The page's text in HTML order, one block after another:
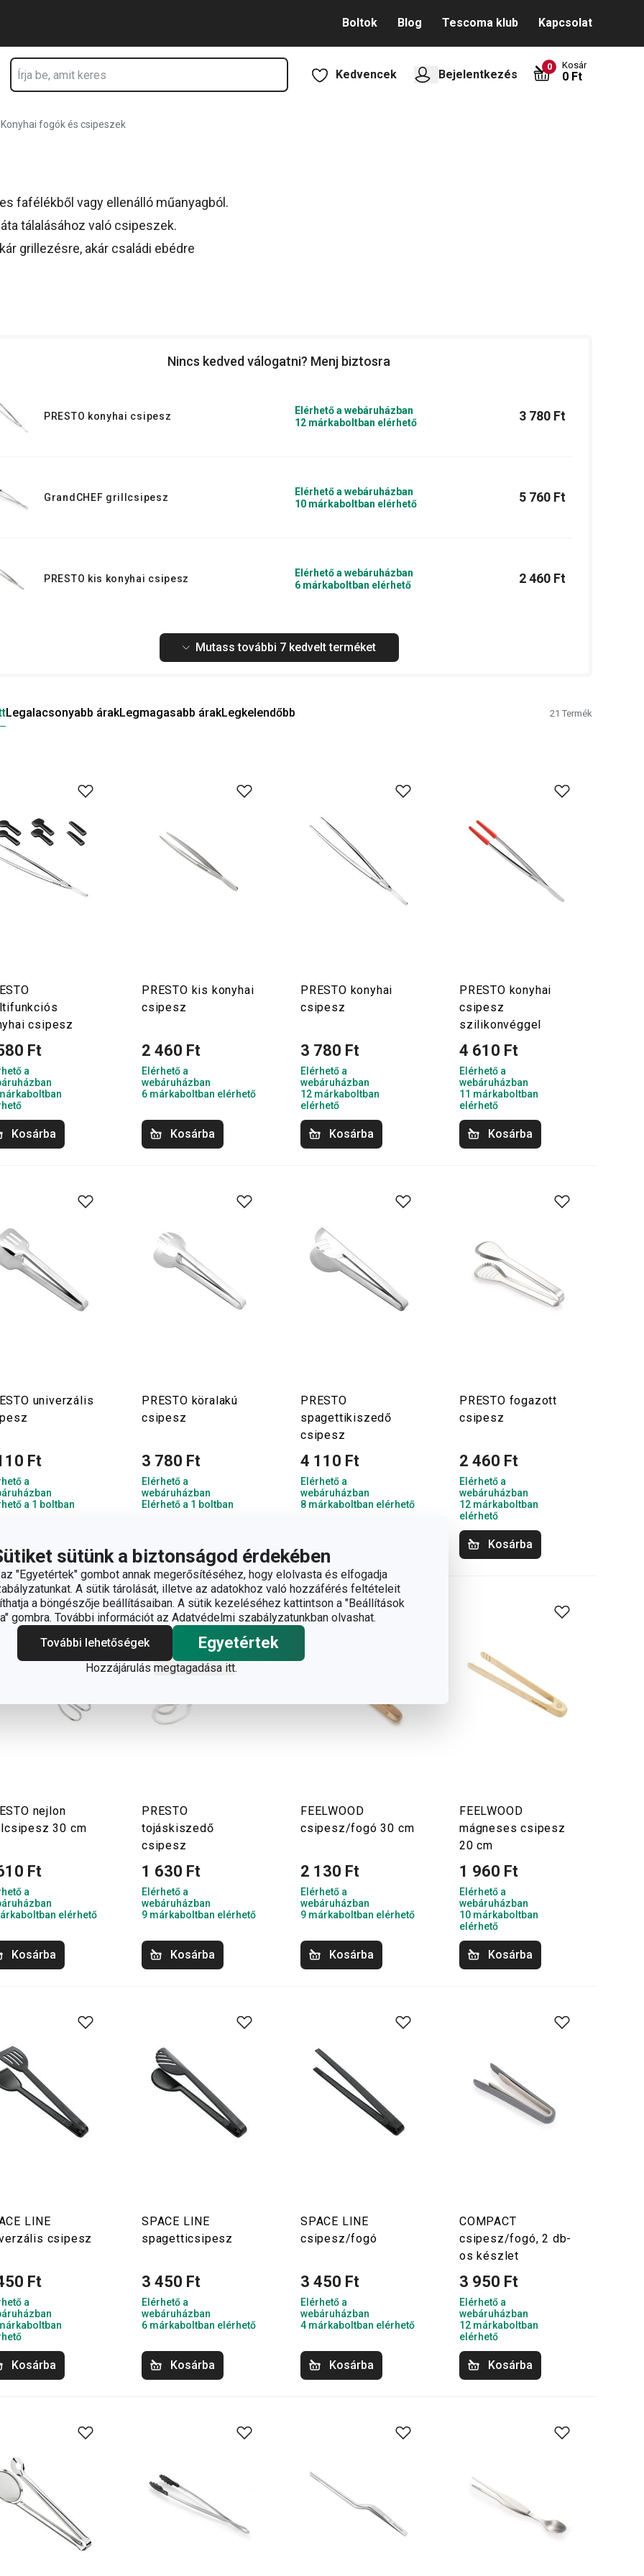
sütünk a biztonságod érdekében
"Egyetértek" gombot annak megerősítéséhez, hogy elolvasta és elfogadja
A sütik tárolását, illetve az adatokhoz való hozzáférés feltételeit
a böngészője beállításaiban. A sütik kezeléséhez kattintson a "Beállítások
gombra. További információt az Adatvédelmi szabályzatunkban olvashat.
További lehetőségek
Egyetértek
Hozzájárulás megtagadása itt.
Boltok Blog Tescoma klub Kapcsolat
Kedvencek Bejelentkezés
0 Kosár
0 Ft
Konyhai fogók és csipeszek
fafélékből vagy ellenálló műanyagból.
tálalásához való csipeszek.
grillezésre, akár családi ebédre
Nincs kedved válogatni? Menj biztosra
PRESTO konyhai csipesz
Elérhető a webáruházban
12 márkaboltban elérhető
3 780 Ft
GrandCHEF grillcsipesz
Elérhető a webáruházban
10 márkaboltban elérhető
5 760 Ft
PRESTO kis konyhai csipesz
Elérhető a webáruházban
6 márkaboltban elérhető
2 460 Ft
Mutass további 7 kedvelt terméket
Legalacsonyabb árakLegmagasabb árakLegkelendőbb 21Termék
csipesz
Ft
a
Kosárba
PRESTO kis konyhai
csipesz
2 460 Ft
Elérhető a
webáruházban
6 márkaboltban elérhető
Kosárba
PRESTO konyhai
csipesz
3 780 Ft
Elérhető a
webáruházban
12 márkaboltban
elérhető
Kosárba
PRESTO konyhai
csipesz
szilikonvéggel
4 610 Ft
Elérhető a
webáruházban
11 márkaboltban
elérhető
Kosárba
univerzális
Ft
a
a 1 boltban
PRESTO köralakú
csipesz
3 780 Ft
Elérhető a
webáruházban
Elérhető a 1 boltban
PRESTO
spagettikiszedő
csipesz
4 110 Ft
Elérhető a
webáruházban
8 márkaboltban elérhető
PRESTO fogazott
csipesz
2 460 Ft
Elérhető a
webáruházban
12 márkaboltban
elérhető
Kosárba
nejlon
30 cm
Ft
a
elérhető
Kosárba
PRESTO
tojáskiszedő
csipesz
1 630 Ft
Elérhető a
webáruházban
9 márkaboltban elérhető
Kosárba
FEELWOOD
csipesz/fogó 30 cm
2 130 Ft
Elérhető a
webáruházban
9 márkaboltban elérhető
Kosárba
FEELWOOD
mágneses csipesz
20 cm
1 960 Ft
Elérhető a
webáruházban
10 márkaboltban
elérhető
Kosárba
LINE
csipesz
Ft
a
Kosárba
SPACE LINE
spagetticsipesz
3 450 Ft
Elérhető a
webáruházban
6 márkaboltban elérhető
Kosárba
SPACE LINE
csipesz/fogó
3 450 Ft
Elérhető a
webáruházban
4 márkaboltban elérhető
Kosárba
COMPACT
csipesz/fogó, 2 db-
os készlet
3 950 Ft
Elérhető a
webáruházban
12 márkaboltban
elérhető
Kosárba